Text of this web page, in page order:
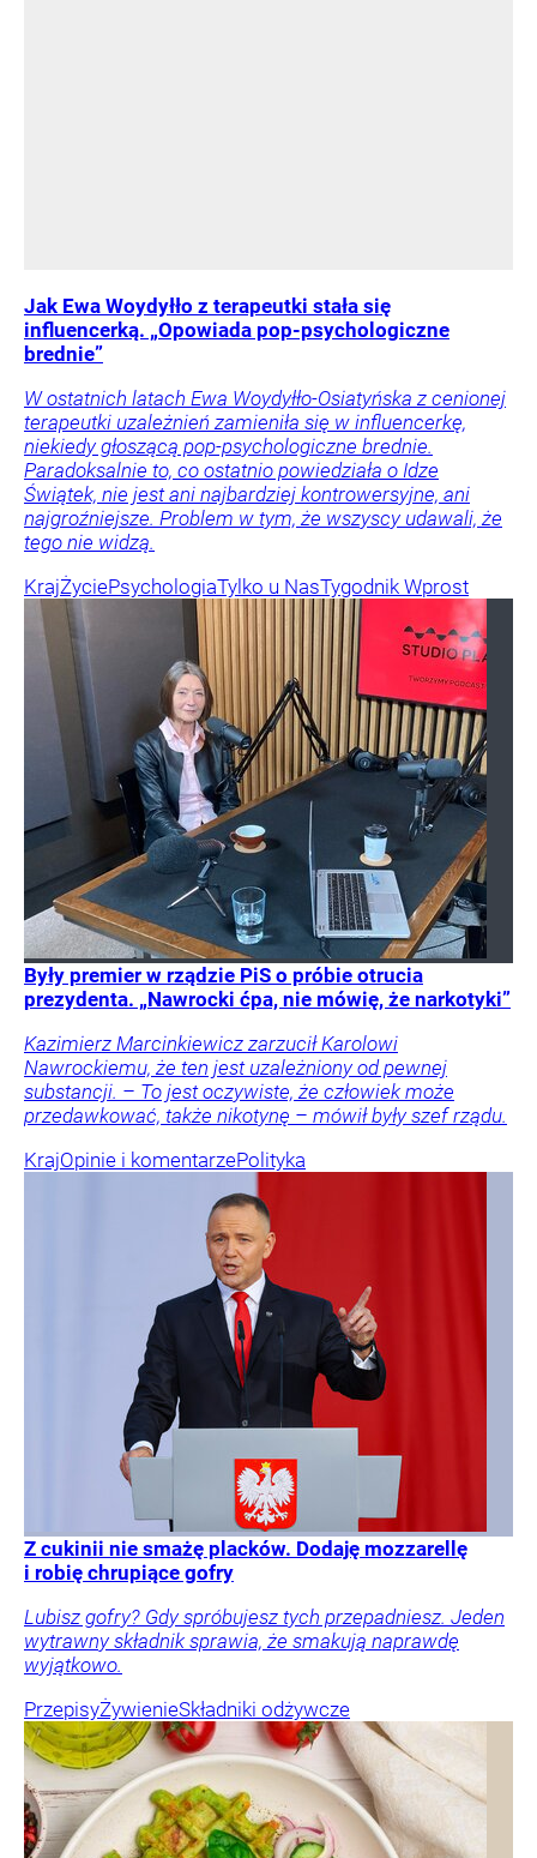
Jak Ewa Woydyłło z terapeutki stała się
influencerką. „Opowiada pop-psychologiczne
brednie”
W ostatnich latach Ewa Woydyłło-Osiatyńska z cenionej
terapeutki uzależnień zamieniła się w influencerkę,
niekiedy głoszącą pop-psychologiczne brednie.
Paradoksalnie to, co ostatnio powiedziała o Idze
Świątek, nie jest ani najbardziej kontrowersyjne, ani
najgroźniejsze. Problem w tym, że wszyscy udawali, że
tego nie widzą.
KrajŻyciePsychologiaTylko u NasTygodnik Wprost
Były premier w rządzie PiS o próbie otrucia
prezydenta. „Nawrocki ćpa, nie mówię, że narkotyki”
Kazimierz Marcinkiewicz zarzucił Karolowi
Nawrockiemu, że ten jest uzależniony od pewnej
substancji. – To jest oczywiste, że człowiek może
przedawkować, także nikotynę – mówił były szef rządu.
KrajOpinie i komentarzePolityka
Z cukinii nie smażę placków. Dodaję mozzarellę
i robię chrupiące gofry
Lubisz gofry? Gdy spróbujesz tych przepadniesz. Jeden
wytrawny składnik sprawia, że smakują naprawdę
wyjątkowo.
PrzepisyŻywienieSkładniki odżywcze